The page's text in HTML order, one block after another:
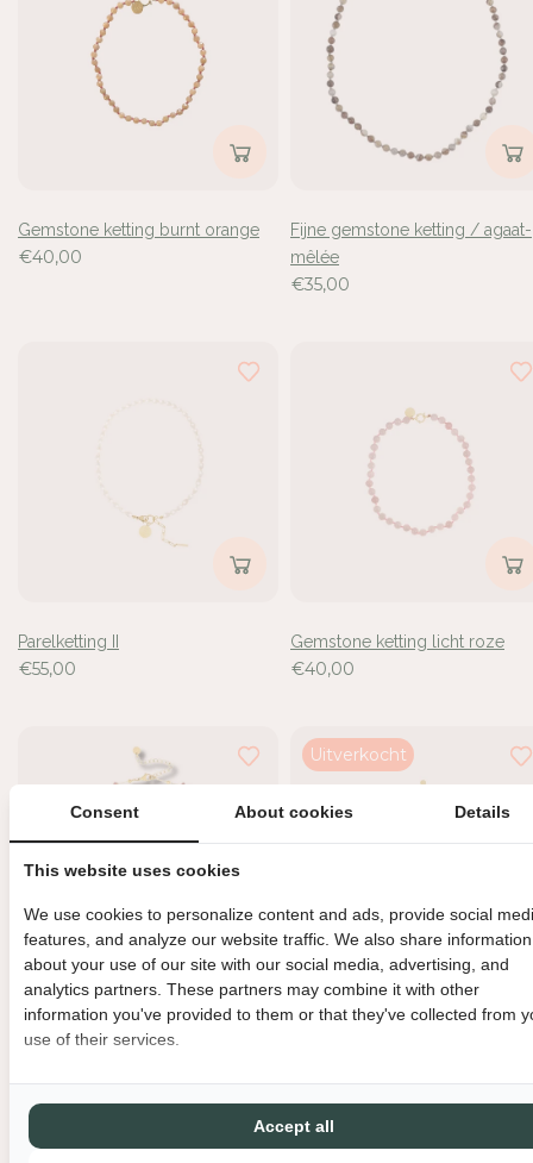
Gemstone ketting burnt orange
€40,00
Fijne gemstone ketting / agaat-
mêlée
€35,00
Parelketting II
€55,00
Gemstone ketting licht roze
€40,00
Fijn kort kettinkje met
€40,00
Uitverkocht
Schelpkettinkje fel roze
Consent About cookies Details
This website uses cookies
We use cookies to personalize content and ads, provide social
features, and analyze our website traffic. We also share information
about your use of our site with our social media, advertising, and
analytics partners. These partners may combine it with other
information you've provided to them or that they've collected from
use of their services.
Accept all